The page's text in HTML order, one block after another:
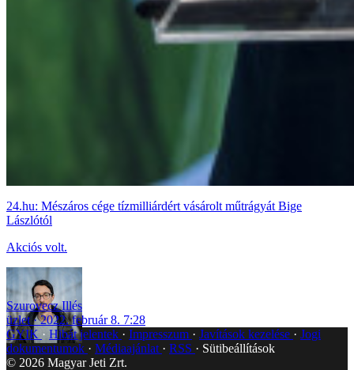
24.hu: Mészáros cége tízmilliárdért vásárolt műtrágyát Bige
Lászlótól
Akciós volt.
Szurovecz Illés
üzlet
2022. február 8. 7:28
GYIK
Hibát jelentek Impresszum Javítások kezelése
Jogi
dokumentumok
Médiaajánlat RSS
Sütibeállítások
© 2026 Magyar Jeti Zrt.